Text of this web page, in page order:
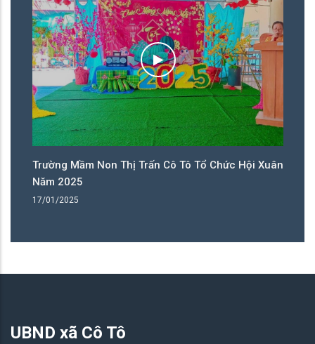
Trường Mầm Non Thị Trấn Cô Tô Tổ Chức Hội Xuân
Năm 2025
17/01/2025
UBND xã Cô Tô